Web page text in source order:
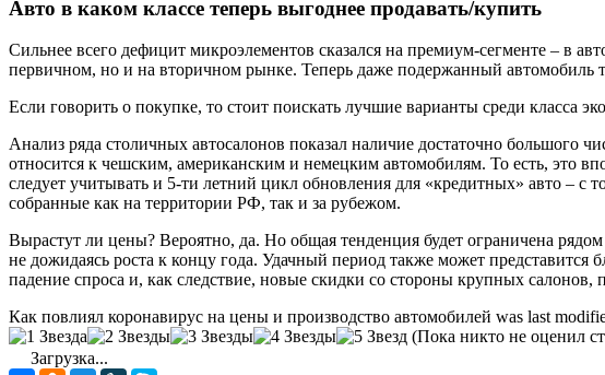
Авто в каком классе теперь выгоднее продавать/купить
Сильнее всего дефицит микроэлементов сказался на премиум-сегменте – в
первичном, но и на вторичном рынке. Теперь даже подержанный автомобиль
Если говорить о покупке, то стоит поискать лучшие варианты среди класса
Анализ ряда столичных автосалонов показал наличие достаточно большого
относится к чешским, американским и немецким автомобилям. То есть, это
следует учитывать и 5-ти летний цикл обновления для «кредитных» авто –
собранные как на территории РФ, так и за рубежом.
Вырастут ли цены? Вероятно, да. Но общая тенденция будет ограничена
не дожидаясь роста к концу года. Удачный период также может
падение спроса и, как следствие, новые скидки со стороны крупных салонов,
Как повлиял коронавирус на цены и производство автомобилей was last
(Пока никто не оценил
Загрузка...